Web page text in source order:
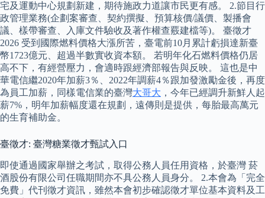
宅及運動中心規劃新建，期待施政力道讓市民更有感。 2.節目行
政管理業務(企劃案審查、契約撰擬、預算核價/議價、製播會
議、樣帶審查、入庫文件驗收及著作權查覈建檔等)。 臺徵才
2026 受到國際燃料價格大漲所苦，臺電前10月累計虧損達新臺
幣1723億元、超過半數實收資本額。 若明年化石燃料價格仍居
高不下，有經營壓力，會適時跟經濟部報告與反映。 這也是中
華電信繼2020年加薪3％、2022年調薪4％跟加發激勵金後，再度
為員工加薪，同樣電信業的臺灣大哥大 ，今年已經調升新鮮人起
薪7%，明年加薪幅度還在規劃，遠傳則是提供，每胎最高萬元
的生育補助金。
臺徵才: 臺灣糖業徵才甄試入口
即使通過國家舉辦之考試，取得公務人員任用資格，於臺灣 菸
酒股份有限公司任職期間亦不具公務人員身分。 2.本會為「完全
免費」代刊徵才資訊，雖然本會初步確認徵才單位基本資料及工